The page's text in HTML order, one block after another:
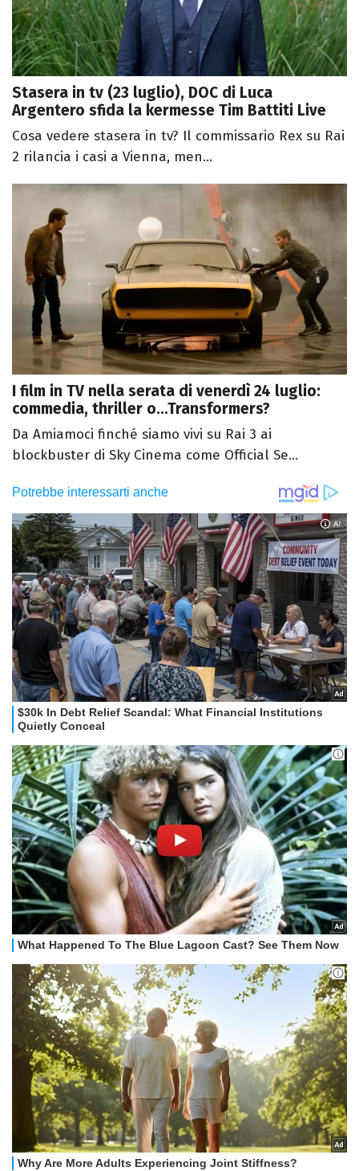
Stasera in tv (23 luglio), DOC di Luca
Argentero sfida la kermesse Tim Battiti Live
Cosa vedere stasera in tv? Il commissario Rex su Rai
2 rilancia i casi a Vienna, men...
I film in TV nella serata di venerdì 24 luglio:
commedia, thriller o...Transformers?
Da Amiamoci finché siamo vivi su Rai 3 ai
blockbuster di Sky Cinema come Official Se...